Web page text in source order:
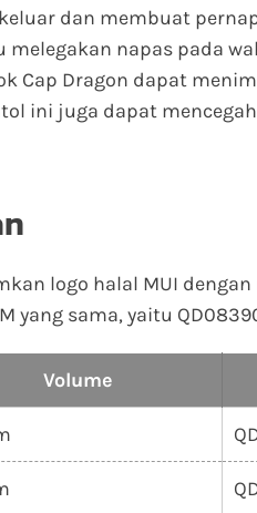
dan membuat
napas pada
Cap Dragon dapat
ini juga dapat
logo halal MUI
yang sama, yaitu
Volume